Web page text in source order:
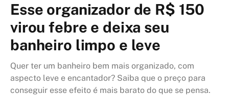
Esse organizador de R$ 150
virou febre e deixa seu
banheiro limpo e leve
Quer ter um banheiro bem mais organizado, com
aspecto leve e encantador? Saiba que o preço para
conseguir esse efeito é mais barato do que se pensa.